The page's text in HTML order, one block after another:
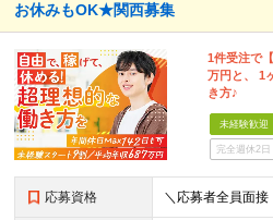
お休みもOK★関西募集
1件受注で
万円と、 1
き方♪
未経験歓迎
完全週休2日
応募資格